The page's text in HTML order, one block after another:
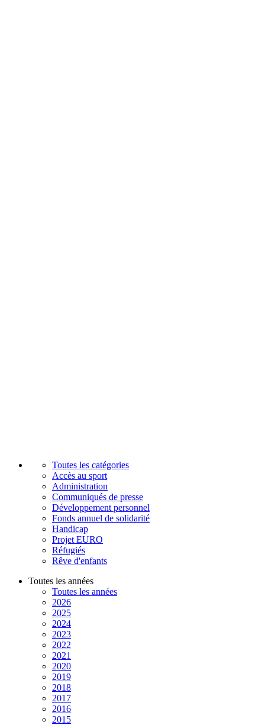
Toutes les catégories
Accès au sport
Administration
Communiqués de presse
Développement personnel
Fonds annuel de solidarité
Handicap
Projet EURO
Réfugiés
Rêve d'enfants
Toutes les années
Toutes les années
2026
2025
2024
2023
2022
2021
2020
2019
2018
2017
2016
2015